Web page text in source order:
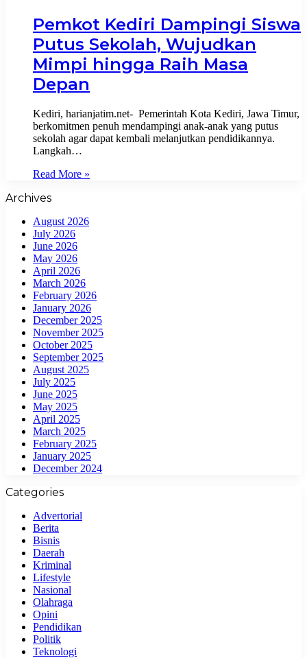
Pemkot Kediri Dampingi Siswa
Putus Sekolah, Wujudkan
Mimpi hingga Raih Masa
Depan
​Kediri, harianjatim.net- Pemerintah Kota Kediri, Jawa Timur,
berkomitmen penuh mendampingi anak-anak yang putus
sekolah agar dapat kembali melanjutkan pendidikannya.
Langkah…
Read More »
Archives
August 2026
July 2026
June 2026
May 2026
April 2026
March 2026
February 2026
January 2026
December 2025
November 2025
October 2025
September 2025
August 2025
July 2025
June 2025
May 2025
April 2025
March 2025
February 2025
January 2025
December 2024
Categories
Advertorial
Berita
Bisnis
Daerah
Kriminal
Lifestyle
Nasional
Olahraga
Opini
Pendidikan
Politik
Teknologi